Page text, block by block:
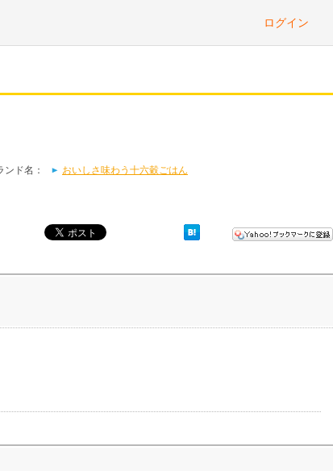
ログイン
ンド名： おいしさ味わう十六穀ごはん